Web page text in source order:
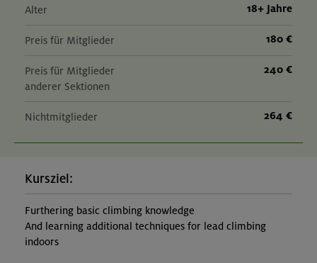
Alter 18+ Jahre
Preis für Mitglieder 180 €
Preis für Mitglieder
anderer Sektionen
240 €
Nichtmitglieder 264 €
Kursziel:
Furthering basic climbing knowledge
And learning additional techniques for lead climbing
indoors